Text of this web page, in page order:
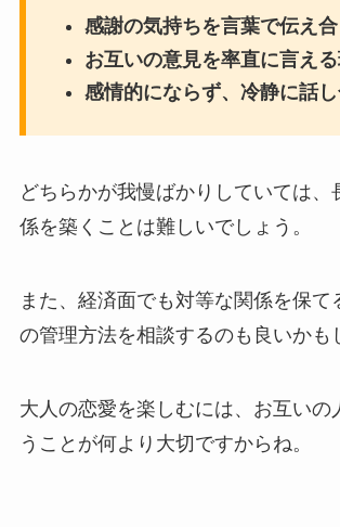
感謝の気持ちを言葉で伝え合
お互いの意見を率直に言え
感情的にならず、冷静に話し
どちらかが我慢ばかりしていては、
係を築くことは難しいでしょう。
また、経済面でも対等な関係を保て
の管理方法を相談するのも良いかも
大人の恋愛を楽しむには、お互いの
うことが何より大切ですからね。